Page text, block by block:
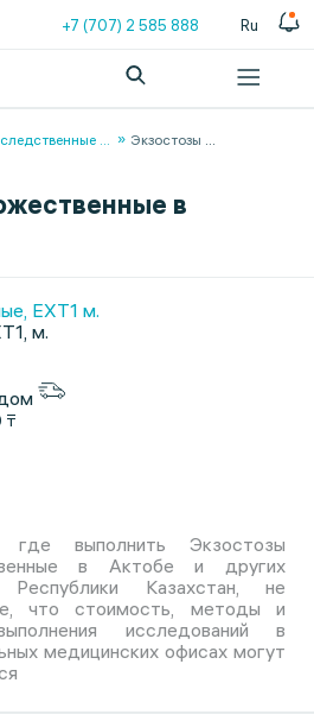
+7 (707) 2 585 888 Ru
... Экзостозы ...
в
EXT1 м.
м.
₸
где выполнить Экзостозы
в Актобе и других
Республики Казахстан, не
что стоимость, методы и
исследований в
медицинских офисах могут